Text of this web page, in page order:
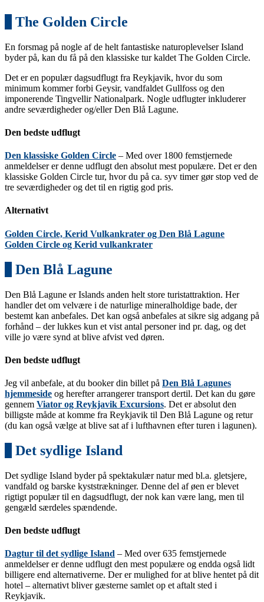
The Golden Circle
En forsmag på nogle af de helt fantastiske naturoplevelser Island
byder på, kan du få på den klassiske tur kaldet The Golden Circle.
Det er en populær dagsudflugt fra Reykjavik, hvor du som
minimum kommer forbi Geysir, vandfaldet Gullfoss og den
imponerende Tingvellir Nationalpark. Nogle udflugter inkluderer
andre seværdigheder og/eller Den Blå Lagune.
Den bedste udflugt
Den klassiske Golden Circle – Med over 1800 femstjernede
anmeldelser er denne udflugt den absolut mest populære. Det er den
klassiske Golden Circle tur, hvor du på ca. syv timer gør stop ved de
tre seværdigheder og det til en rigtig god pris.
Alternativt
Golden Circle, Kerid Vulkankrater og Den Blå Lagune
Golden Circle og Kerid vulkankrater
Den Blå Lagune
Den Blå Lagune er Islands anden helt store turistattraktion. Her
handler det om velvære i de naturlige mineralholdige bade, der
bestemt kan anbefales. Det kan også anbefales at sikre sig adgang på
forhånd – der lukkes kun et vist antal personer ind pr. dag, og det
ville jo være synd at blive afvist ved døren.
Den bedste udflugt
Jeg vil anbefale, at du booker din billet på Den Blå Lagunes
hjemmeside og herefter arrangerer transport dertil. Det kan du gøre
gennem Viator og Reykjavik Excursions. Det er absolut den
billigste måde at komme fra Reykjavik til Den Blå Lagune og retur
(du kan også vælge at blive sat af i lufthavnen efter turen i lagunen).
Det sydlige Island
Det sydlige Island byder på spektakulær natur med bl.a. gletsjere,
vandfald og barske kyststrækninger. Denne del af øen er blevet
rigtigt populær til en dagsudflugt, der nok kan være lang, men til
gengæld særdeles spændende.
Den bedste udflugt
Dagtur til det sydlige Island – Med over 635 femstjernede
anmeldelser er denne udflugt den mest populære og endda også lidt
billigere end alternativerne. Der er mulighed for at blive hentet på dit
hotel – alternativt bliver gæsterne samlet op et aftalt sted i
Reykjavik.